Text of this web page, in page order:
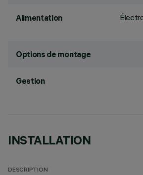
Alimentation
Options de montage
Gestion
INSTALLATION
DESCRIPTION